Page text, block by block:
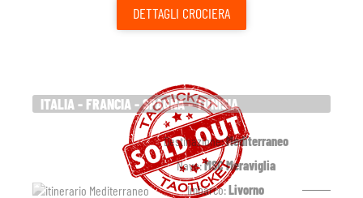
DETTAGLI CROCIERA
ITALIA - FRANCIA - SPAGNA - TUNISIA
Destinazione:Mediterraneo
Nave:MSC Meraviglia
Imbarco:Livorno